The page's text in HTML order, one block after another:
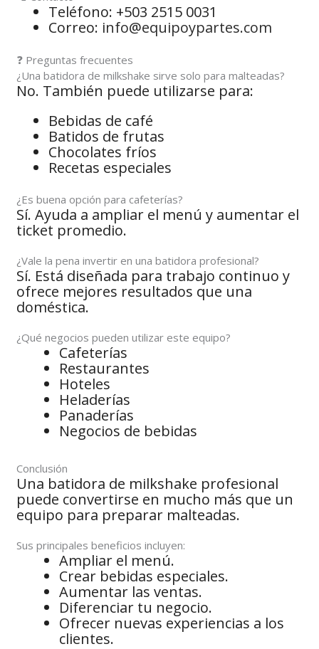
Teléfono: +503 2515 0031
Correo: info@equipoypartes.com
❓ Preguntas frecuentes
¿Una batidora de milkshake sirve solo para malteadas?
No. También puede utilizarse para:
Bebidas de café
Batidos de frutas
Chocolates fríos
Recetas especiales
¿Es buena opción para cafeterías?
Sí. Ayuda a ampliar el menú y aumentar el
ticket promedio.
¿Vale la pena invertir en una batidora profesional?
Sí. Está diseñada para trabajo continuo y
ofrece mejores resultados que una
doméstica.
¿Qué negocios pueden utilizar este equipo?
Cafeterías
Restaurantes
Hoteles
Heladerías
Panaderías
Negocios de bebidas
Conclusión
Una batidora de milkshake profesional
puede convertirse en mucho más que un
equipo para preparar malteadas.
Sus principales beneficios incluyen:
Ampliar el menú.
Crear bebidas especiales.
Aumentar las ventas.
Diferenciar tu negocio.
Ofrecer nuevas experiencias a los
clientes.